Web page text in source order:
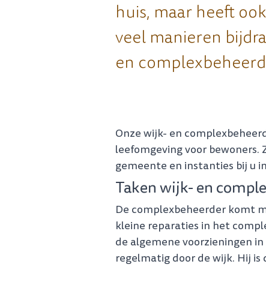
huis, maar heeft
veel manieren
en
Onze wijk- en
leefomgeving voor
gemeente en instanties bij u
Taken wijk- en
De complexbeheerder komt
kleine reparaties in het
de algemene voorzieningen
regelmatig door de wijk. Hij is